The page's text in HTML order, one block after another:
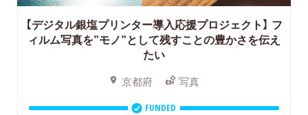
【デジタル銀塩プリンター導入応援プロジェクト】 フ
ィルム写真を”モノ”として残すことの豊かさを伝え
たい
京都府 写真
FUNDED